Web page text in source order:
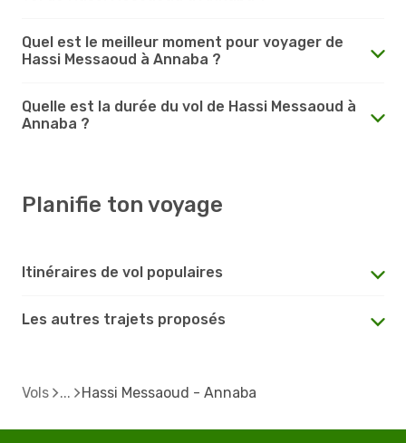
Quel est le meilleur moment pour voyager de
Hassi Messaoud à Annaba ?
Quelle est la durée du vol de Hassi Messaoud à
Annaba ?
Planifie ton voyage
Itinéraires de vol populaires
Les autres trajets proposés
Vols Hassi Messaoud - Annaba